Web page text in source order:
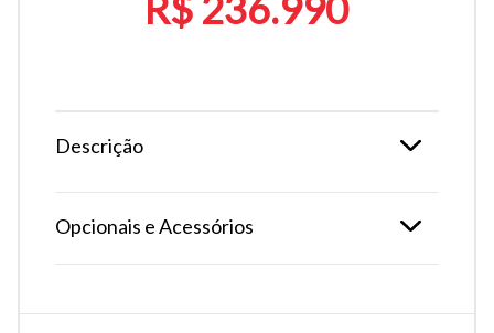
Descrição
Opcionais e Acessórios